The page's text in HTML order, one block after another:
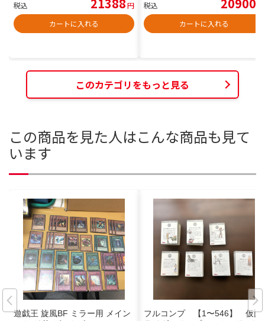
税込 21388円
カートに入れる
税込 20900
カートに入れる
このカテゴリをもっと見る
この商品を見た人はこんな商品も見て
います
遊戯王 旋風BF ミラー用 メイン
フルコンプ 【1〜546】 仮面